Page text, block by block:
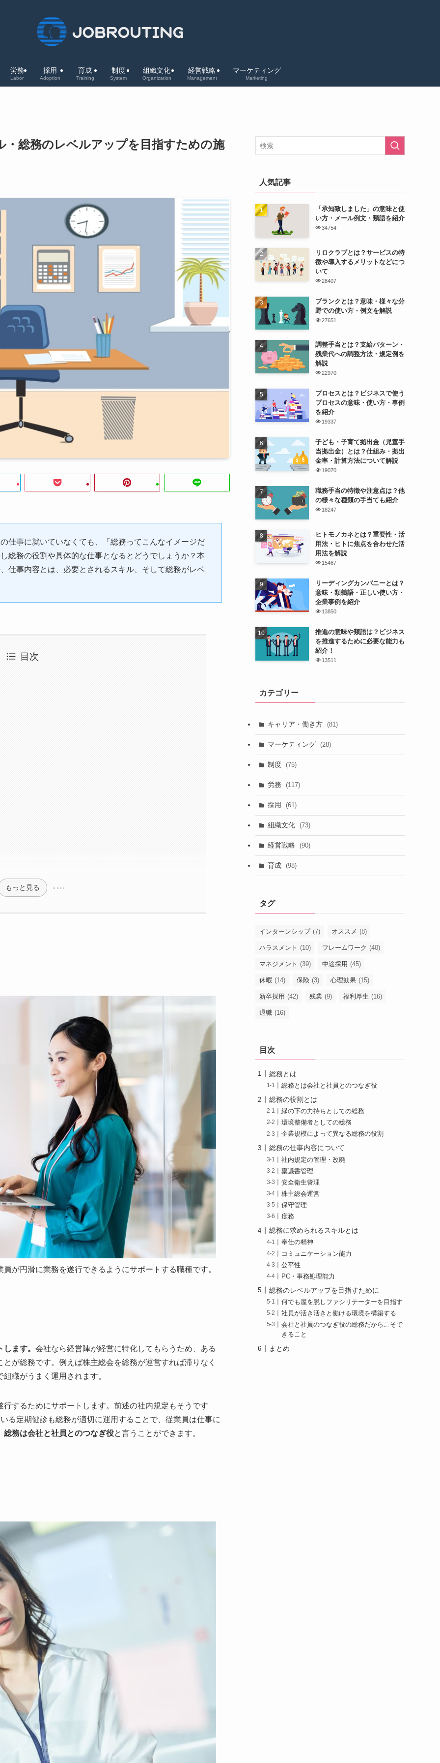
労務
Labor
採用
Adoption
育成
Training
制度
System
組織文化
Organization
経営戦略
Management
マーケティング
Marketing
・総務のレベルアップを目指すための施
仕事に就いていなくても、「総務ってこんなイメージだ
総務の役割や具体的な仕事となるとどうでしょうか？本
仕事内容とは、必要とされるスキル、そして総務がレベ
目次
もっと見る
が円滑に業務を遂行できるようにサポートする職種です。
ます。 会社なら経営陣が経営に特化してもらうため、ある
が総務です。例えば株主総会を総務が運営すれば滞りなく
織がうまく運用されます。
するためにサポートします。前述の社内規定もそうです
る定期健診も総務が適切に運用することで、従業員は仕事に
総務は会社と社員とのつなぎ役と言うことができます。
人気記事
「承知致しました」の意味と使
い方・メール例文・類語を紹介
34754
リロクラブとは？サービスの特
徴や導入するメリットなどにつ
いて
28407
ブランクとは？意味・様々な分
野での使い方・例文を解説
27651
調整手当とは？支給パターン・
残業代への調整方法・規定例を
解説
22970
プロセスとは？ビジネスで使う
プロセスの意味・使い方・事例
を紹介
19337
子ども・子育て拠出金（児童手
当拠出金）とは？仕組み・拠出
金率・計算方法について解説
19070
職務手当の特徴や注意点は？他
の様々な種類の手当ても紹介
18247
ヒトモノカネとは？重要性・活
用法・ヒトに焦点を合わせた活
用法を解説
15467
リーディングカンパニーとは？
意味・類義語・正しい使い方・
企業事例を紹介
13850
推進の意味や類語は？ビジネス
を推進するために必要な能力も
紹介！
13511
カテゴリー
キャリア・働き方 (81)
マーケティング (28)
制度 (75)
労務 (117)
採用 (61)
組織文化 (73)
経営戦略 (90)
育成 (98)
タグ
インターンシップ (7) オススメ (8)
ハラスメント (10) フレームワーク (40)
マネジメント (39) 中途採用 (45)
休暇 (14) 保険 (3) 心理効果 (15)
新卒採用 (42) 残業 (9) 福利厚生 (16)
退職 (16)
目次
総務とは
総務とは会社と社員とのつなぎ役
総務の役割とは
縁の下の力持ちとしての総務
環境整備者としての総務
企業規模によって異なる総務の役割
総務の仕事内容について
社内規定の管理・改廃
稟議書管理
安全衛生管理
株主総会運営
保守管理
庶務
総務に求められるスキルとは
奉仕の精神
コミュニケーション能力
公平性
PC・事務処理能力
総務のレベルアップを目指すために
何でも屋を脱しファシリテーターを目指す
社員が活き活きと働ける環境を構築する
会社と社員のつなぎ役の総務だからこそで
きること
まとめ